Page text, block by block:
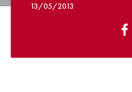
13/05/2013